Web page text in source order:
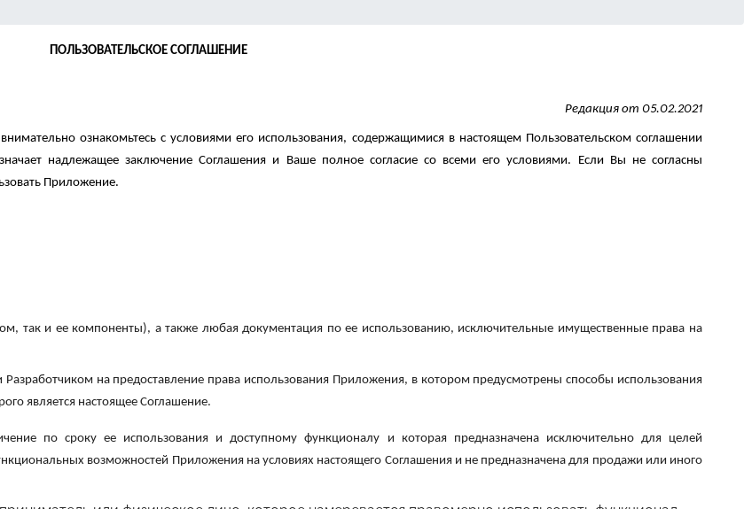
ПОЛЬЗОВАТЕЛЬСКОЕ СОГЛАШЕНИЕ
Редакция от 05.02.2021
ознакомьтесь с условиями его использования, содержащимися в настоящем Пользовательском соглашении
надлежащее заключение Соглашения и Ваше полное согласие со всеми его условиями. Если Вы не согласны
Приложение.
так и ее компоненты), а также любая документация по ее использованию, исключительные имущественные права на
на предоставление права использования Приложения, в котором предусмотреныспособы использования
является настоящее Соглашение.
по сроку ее использования и доступному функционалу и которая предназначена исключительно для целей
возможностей Приложения на условиях настоящего Соглашения и не предназначена для продажи или иного